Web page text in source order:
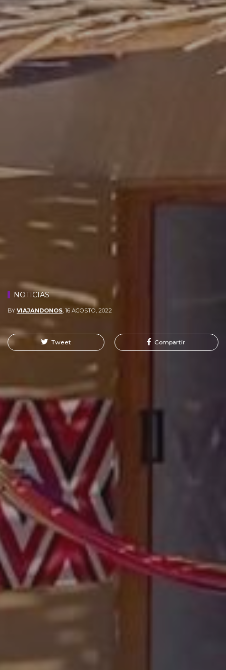
NOTICIAS
BY VIAJANDONOS, 16 AGOSTO, 2022
Tweet Compartir